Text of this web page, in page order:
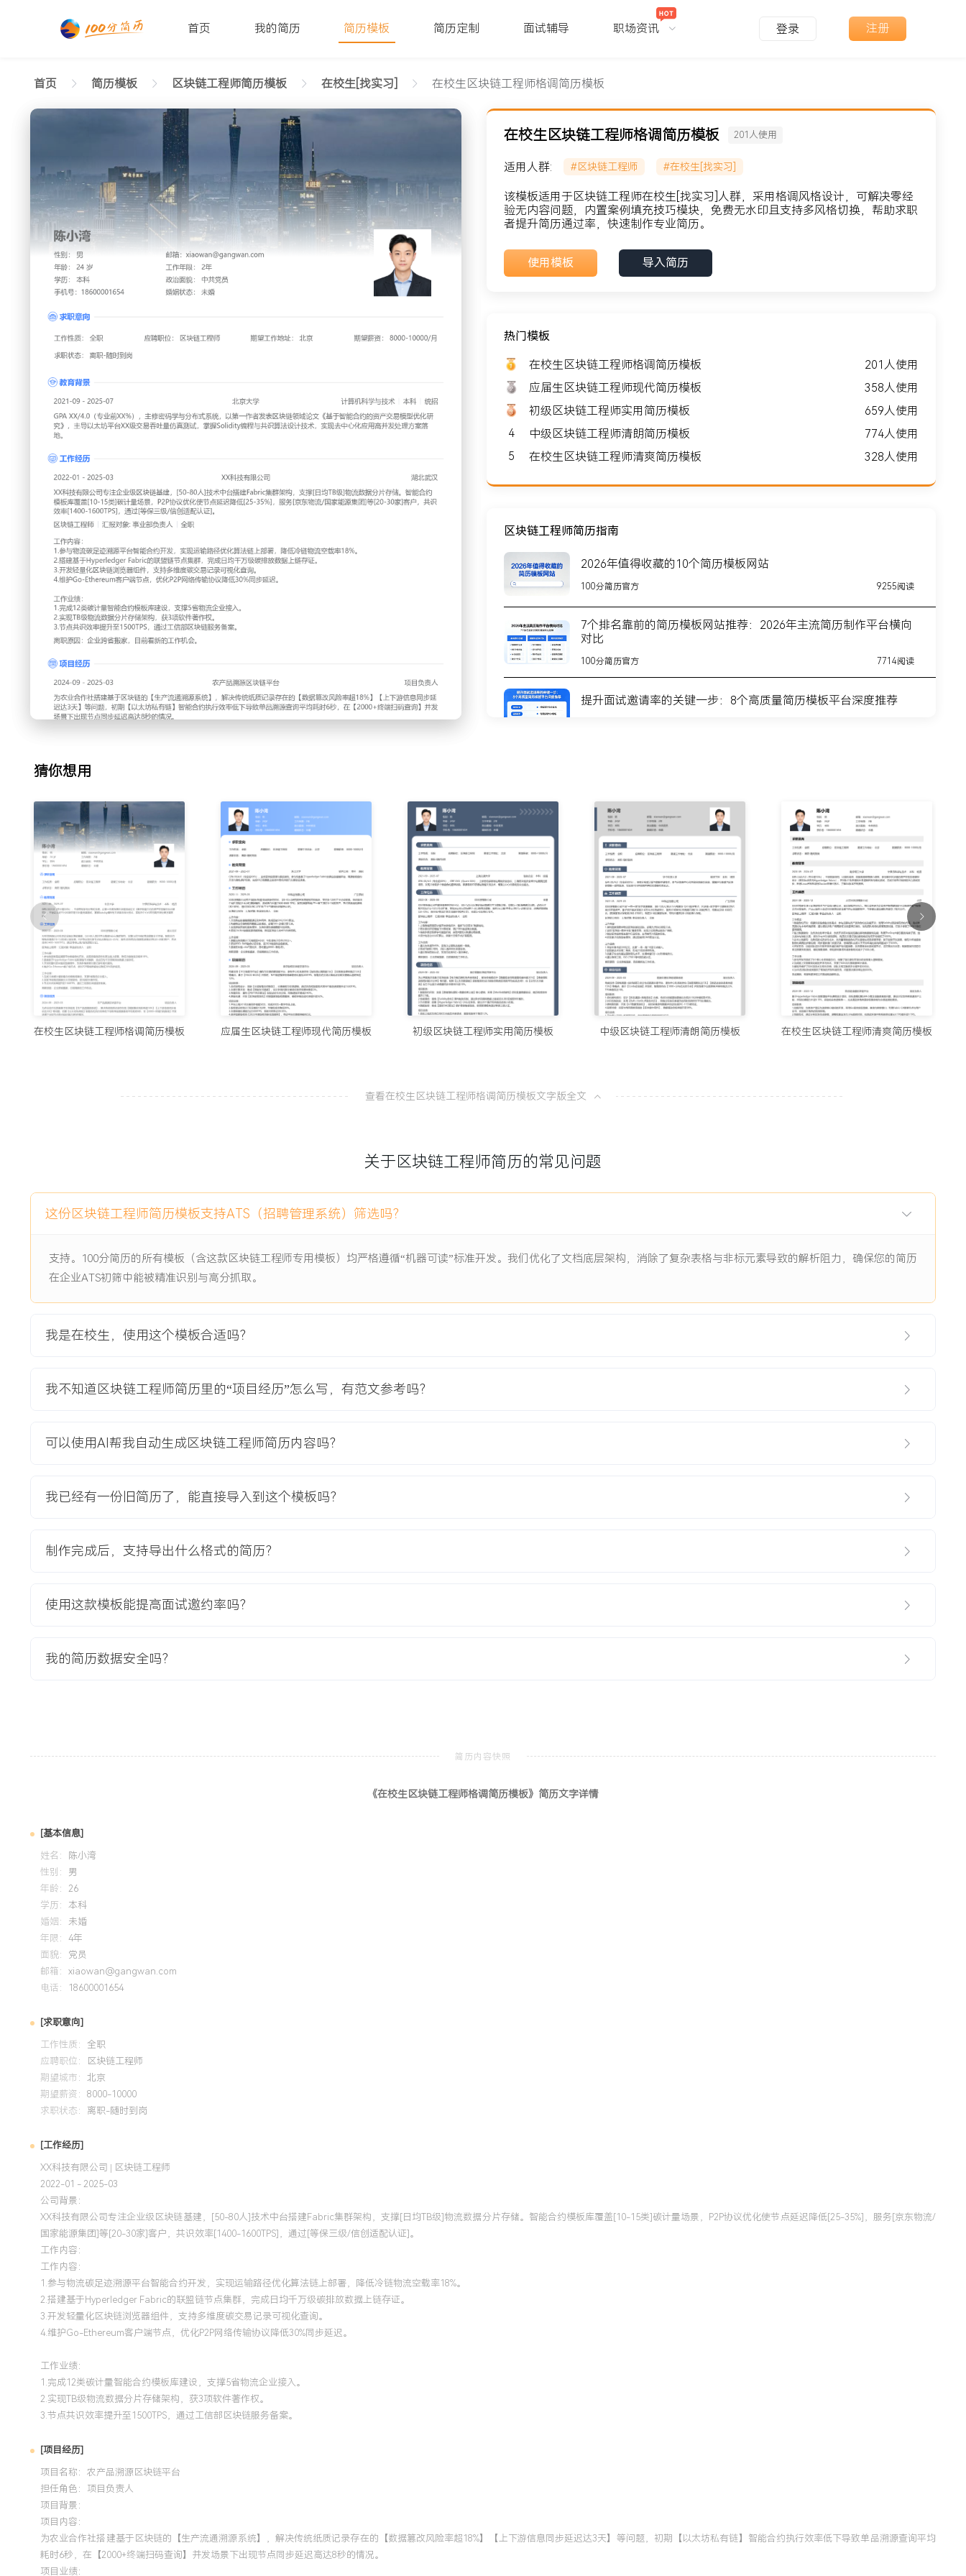
首页 我的简历 简历模板 简历定制 面试辅导 职场资讯 登录 注册
首页 简历模板 区块链工程师简历模板 在校生[找实习] 在校生区块链工程师格调简历模板
正在查看在校生区块链工程师格调简历模板文字版
陈小湾
性别: 男年龄: 26 婚姻状态: 未婚工作年限: 4年
邮箱: xiaowan@gangwan.com电话号码: 18600001654
求职意向
工作经历
2022-01
XX科技有限公司专注企业级区块链基建，[50-80人]技术中台搭建Fabric集群架构，支撑
[日均TB级]物流数据分片存储。智能合约模板库覆盖[10-15类]碳计量场景，P2P协议优化
使节点延迟降低[25-35%]，服务[京东物流/国家能源集团]等[20-30家]客户，共识效率
[1400-1600TPS]，通过[等保三级/信创适配认证]。
区块链工程师汇报对象：部门总监
工作内容：
1.参与物流碳足迹溯源平台智能合约开发，实现运输路径优化算法链上部署，降低冷链物
流空载率18%。
2.搭建基于Hyperledger Fabric的联盟链节点集群，完成日均千万级碳排放数据上链存
证。
3.开发轻量化区块链浏览器组件，支持多维度碳交易记录可视化查询。
4.维护Go-Ethereum客户端节点，优化P2P网络传输协议降低30%同步延迟。
工作业绩：
3.节点共识效率提升至1500TPS，通过工信部区块链服务备案。
离职原因：企业跨省搬家，目前看新的工作机会。
项目经历
2024-09 农产品溯源区块链平台 项目负责人
为农业合作社搭建基于区块链的【生产流通溯源系统】，解决传统纸质记录存在的【数据
篡改风险率超18%】【上下游信息同步延迟达3天】等问题，初期【以太坊私有链】智能合
约执行效率低下导致单品溯源查询平均耗时6秒，在【2000+终端扫码查询】并发场景下出
现节点同步延迟高达8秒的情况。
项目职责：
1.智能合约开发：实现【生产批次上链+流通节点签名验证】核心功能，采用【Solidity事
2.数据上链优化：设计【批量数据压缩算法】，通过IPFS存储辅助将单品数据上链耗时从4
2.扫码查询响应时间稳定在800ms内，消费者信任度调研得分提升45%。
3.区块链存储成本降低55%，成功接入8个省域农产品集散中心。
教育背景
GPA XX/4.0（专业前XX%），主修密码学与分布式系统，以第一作者发表区块链领域论文
工作背景：X年区块链开发经验，聚焦智能合约与分布式系统后端开发，掌握Solidity、Go
台架构，能够编写高效安全的智能合约代码，通过代码审查与单元测试提升系统可靠性，
能力强，逻辑思维清晰，具备团队协作意识与适应性，持有区块链入门认证，英语基础良
培训经历
在校生区块链工程师格调简历模板 201 人使用
适用人群: #区块链工程师 #在校生[找实习]
该模板适用于区块链工程师在校生[找实习]人群，采用格调风格设计，可解决零经
验无内容问题，内置案例填充技巧模块，免费无水印且支持多风格切换，帮助求职
者提升简历通过率，快速制作专业简历。
使用模板 导入简历
热门模板
在校生区块链工程师格调简历模板
201人使用
应届生区块链工程师现代简历模板
358人使用
初级区块链工程师实用简历模板
659人使用
4
中级区块链工程师清朗简历模板
774人使用
5
在校生区块链工程师清爽简历模板 328人使用
区块链工程师简历指南
2026年值得收藏的10个简历模板网站
100分简历官方 9255阅读
7个排名靠前的简历模板网站推荐：2026年主流简历制作平台横向
对比
100分简历官方 7714阅读
提升面试邀请率的关键一步：8个高质量简历模板平台深度推荐
不会写简历？这8个高质量简历模板网站，帮你轻松迈出求职第一
100分简历官方 9915阅读
你的简历为什么总是被筛掉？试试这6个在线简历制作网站
100分简历官方 7354阅读
10个值得试用的制作简历网站与在线简历工具推荐（2026）
100分简历官方 5678阅读
8款AI简历生成工具实测：从智能制作到优化，国内外精选推荐
一份让HR眼前一亮的简历：8个值得收藏的简历制作网站
100分简历官方 9484阅读
猜你想用
在校生区块链工程师格调简历模板 应届生区块链工程师现代简历模板 初级区块链工程师实用简历模板 中级区块链工程师清朗简历模板 在校生区块链工程师清爽简历模板
查看在校生区块链工程师格调简历模板文字版全文
关于区块链工程师简历的常见问题
这份区块链工程师简历模板支持ATS（招聘管理系统）筛选吗？
支持。100分简历的所有模板（含这款区块链工程师专用模板）均严格遵循“机器可读”标准开发。我们优化了文档底层架构，消除了复杂表格与非标元素导致的解析阻力，确保您的简历
在企业ATS初筛中能被精准识别与高分抓取。
我是在校生，使用这个模板合适吗？
我不知道区块链工程师简历里的“项目经历”怎么写，有范文参考吗？
可以使用AI帮我自动生成区块链工程师简历内容吗？
我已经有一份旧简历了，能直接导入到这个模板吗？
制作完成后，支持导出什么格式的简历？
使用这款模板能提高面试邀约率吗？
我的简历数据安全吗？
《在校生区块链工程师格调简历模板》简历文字详情
[基本信息]
姓名：
陈小湾
性别： 男
年龄： 26
学历： 本科
婚姻： 未婚
年限： 4年
面貌： 党员
邮箱： xiaowan@gangwan.com
电话：
18600001654
[求职意向]
工作性质： 全职
应聘职位：
区块链工程师
期望城市： 北京
期望薪资： 8000-10000
求职状态： 离职-随时到岗
[工作经历]
XX科技有限公司 | 区块链工程师
2022-01 - 2025-03
公司背景：
XX科技有限公司专注企业级区块链基建，[50-80人]技术中台搭建Fabric集群架构，支撑[日均TB级]物流数据分片存储。智能合约模板库覆盖[10-15类]碳计量场景，P2P协议优化使节点延迟降低[25-35%]，服务[京东物流/
国家能源集团]等[20-30家]客户，共识效率[1400-1600TPS]，通过[等保三级/信创适配认证]。
工作内容：
工作内容：
1.参与物流碳足迹溯源平台智能合约开发，实现运输路径优化算法链上部署，降低冷链物流空载率18%。
2.搭建基于Hyperledger Fabric的联盟链节点集群，完成日均千万级碳排放数据上链存证。
3.开发轻量化区块链浏览器组件，支持多维度碳交易记录可视化查询。
4.维护Go-Ethereum客户端节点，优化P2P网络传输协议降低30%同步延迟。
工作业绩：
1.完成12类碳计量智能合约模板库建设，支撑5省物流企业接入。
2.实现TB级物流数据分片存储架构，获3项软件著作权。
3.节点共识效率提升至1500TPS，通过工信部区块链服务备案。
[项目经历]
项目名称：农产品溯源区块链平台
担任角色： 项目负责人
项目背景：
项目内容：
为农业合作社搭建基于区块链的【生产流通溯源系统】，解决传统纸质记录存在的【数据篡改风险率超18%】【上下游信息同步延迟达3天】等问题，初期【以太坊私有链】智能合约执行效率低下导致单品溯源查询平均
耗时6秒，在【2000+终端扫码查询】并发场景下出现节点同步延迟高达8秒的情况。
项目业绩：